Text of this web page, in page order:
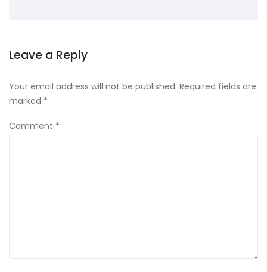
Leave a Reply
Your email address will not be published. Required fields are
marked *
Comment *